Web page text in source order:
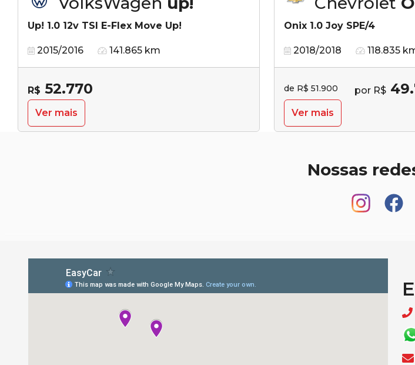
Up! 1.0 12v TSI E-Flex Move Up!
2015/2016 141.865 km
R$ 52.770
Ver mais
Onix 1.0 Joy SPE/4
2018/2018 118.835
de R$ 51.900 por R$
Ver mais
Nossas